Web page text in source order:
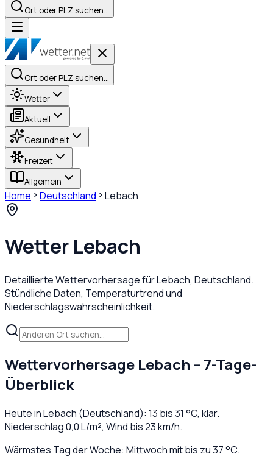
Ort oder PLZ suchen…
Ort oder PLZ suchen…
Wetter
Aktuell
Gesundheit
Freizeit
Allgemein
Home Deutschland Lebach
Wetter Lebach
Detaillierte Wettervorhersage fürLebach, Deutschland.
Stündliche Daten, Temperaturtrend und
Niederschlagswahrscheinlichkeit.
Wettervorhersage Lebach – 7-Tage-
Überblick
Heute inLebach (Deutschland): 13 bis31 °C, klar.
Niederschlag0,0L/m², Wind bis23km/h.
Wärmstes Tag der Woche: Mittwoch mit bis zu 37 °C.